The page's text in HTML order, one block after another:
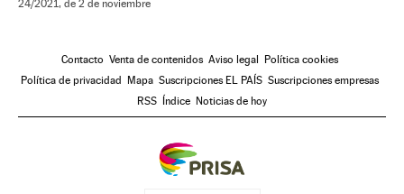
24/2021, de 2 de noviembre
Contacto Venta de contenidos Aviso legal
Política cookies
Política de privacidad
Mapa Suscripciones EL PAÍS Suscripciones empresas
RSS
Índice Noticias de hoy